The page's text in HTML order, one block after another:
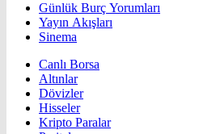
Günlük Burç Yorumları
Yayın Akışları
Sinema
Canlı Borsa
Altınlar
Dövizler
Hisseler
Kripto Paralar